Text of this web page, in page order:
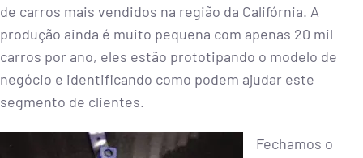
de carros mais vendidos na região da Califórnia. A
produção ainda é muito pequena com apenas 20 mil
carros por ano, eles estão prototipando o modelo de
negócio e identificando como podem ajudar este
segmento de clientes.
Fechamos o